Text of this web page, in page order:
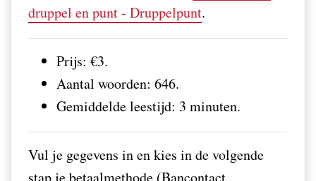
druppel en punt - Druppelpunt.
Prijs: €3.
Aantal woorden: 646.
Gemiddelde leestijd: 3 minuten.
Vul je gegevens in en kies in de volgende
stap je betaalmethode (Bancontact,